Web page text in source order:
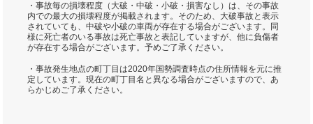
・事故毎の損壊程度（大破・中破・小破・損害なし）は、その事故
内での最大の損壊程度が掲載されます。そのため、大破事故と表示
されていても、中破や小破の車両が存在する場合がございます。同
様に死亡者のいる事故は死亡事故と表記していますが、他に負傷者
が存在する場合がございます。予めご了承ください。
・事故発生地点の町丁目は2020年国勢調査時点の住所情報を元に推
定しています。現在の町丁目名と異なる場合がございますので、あ
らかじめご了承ください。